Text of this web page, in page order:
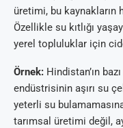
üretimi, bu kaynakların
Özellikle su kıtlığı
yerel topluluklar için
Örnek: Hindistan’ın
endüstrisinin aşırı su
yeterli su
tarımsal üretimi değil,